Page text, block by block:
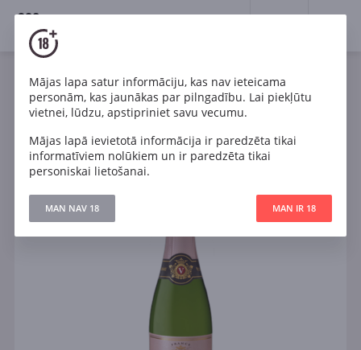
18+
Dzirkstošais Rozā Brut
Francija
Veuve du Vernay Rosé Brut
Mājas lapa satur informāciju, kas nav ieteicama
personām, kas jaunākas par pilngadību. Lai piekļūtu
vietnei, lūdzu, apstipriniet savu vecumu.
Mājas lapā ievietotā informācija ir paredzēta tikai
informatīviem nolūkiem un ir paredzēta tikai
personiskai lietošanai.
MAN NAV 18 MAN IR 18